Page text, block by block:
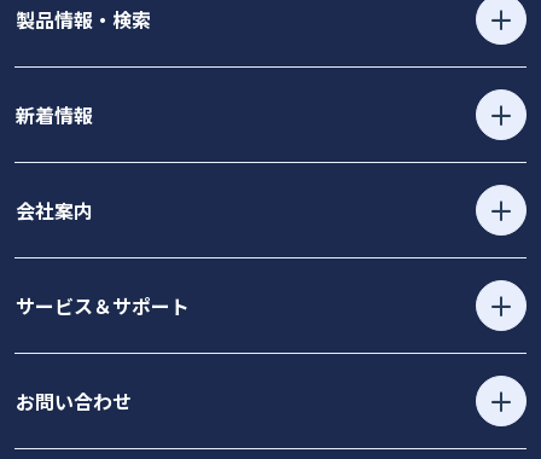
製品情報・検索
新着情報
会社案内
サービス＆サポート
お問い合わせ